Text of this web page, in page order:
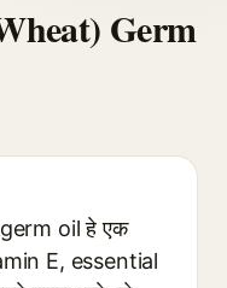
Germ
oil हे एक
E, essential